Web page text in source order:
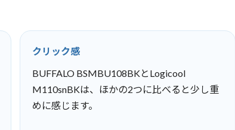
クリック感
BUFFALO BSMBU108BKとLogicool
M110snBKは、ほかの2つに比べると少し重
めに感じます。